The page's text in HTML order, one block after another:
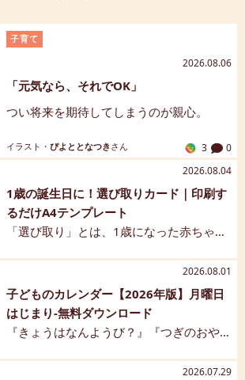
イラスト・ ぴよととなつき さん
「元気なら、それでOK」
つい将来を期待してしまうのが親心。
子育て
2026.08.06
3 0
1歳の誕生日に！選び取りカード｜印刷す
るだけA4テンプレート
「選び取り」とは、1歳になった赤ちゃん
を最初に取るかで将来の職業や才能を予
想する儀式です。一般的には、いくつか
のアイテムを用意し（イラストや写真で
もOK）、赤ちゃんが選んだものによって
ターデザインのかわいいオリジナル選び
2026.08.04
子どものカレンダー【2026年版】月曜日
はじまり-無料ダウンロード
『きょうはなんようび？』『つぎのおや
きたら、カレンダーを使って“日付感覚”を
2026.08.01
2026.07.29